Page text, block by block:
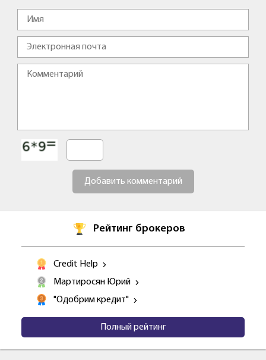
Добавить комментарий
Рейтинг брокеров
Credit Help
Мартиросян Юрий
"Одобрим кредит"
Полный рейтинг